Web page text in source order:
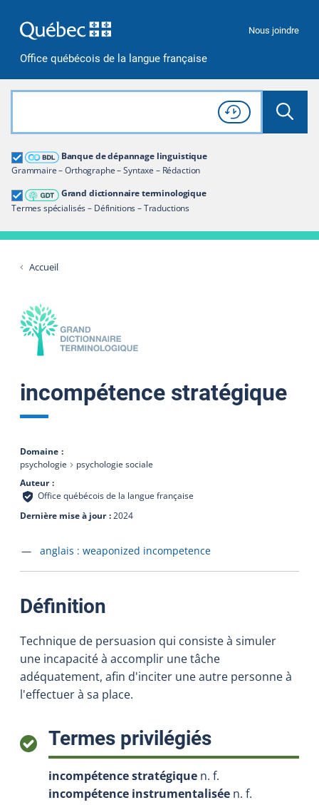
Office québécois de la langue française
Nous joindre
Rechercher dans tout le site
Lancer
Consulter l'
Historique
de recherche
Banque de dépannage linguistique
Grammaire – Orthographe – Syntaxe – Rédaction
Grand dictionnaire terminologique
Termes spécialisés – Définitions – Traductions
Grand dictionnaire terminologique
Restreindre aux termes
Accueil
incompétence stratégique
Domaine
psychologie
psychologie sociale
Auteur
Office québécois de la langue française
Dernière mise à jour 2024
Accéder à la fiche en
anglais : weaponized incompetence
Définition
Technique de persuasion qui consiste à simuler
une incapacité à accomplir une tâche
adéquatement, afin d'inciter une autre personne à
l'effectuer à sa place.
Termes privilégiés:
incompétence stratégique n. f.
incompétence instrumentalisée n. f.